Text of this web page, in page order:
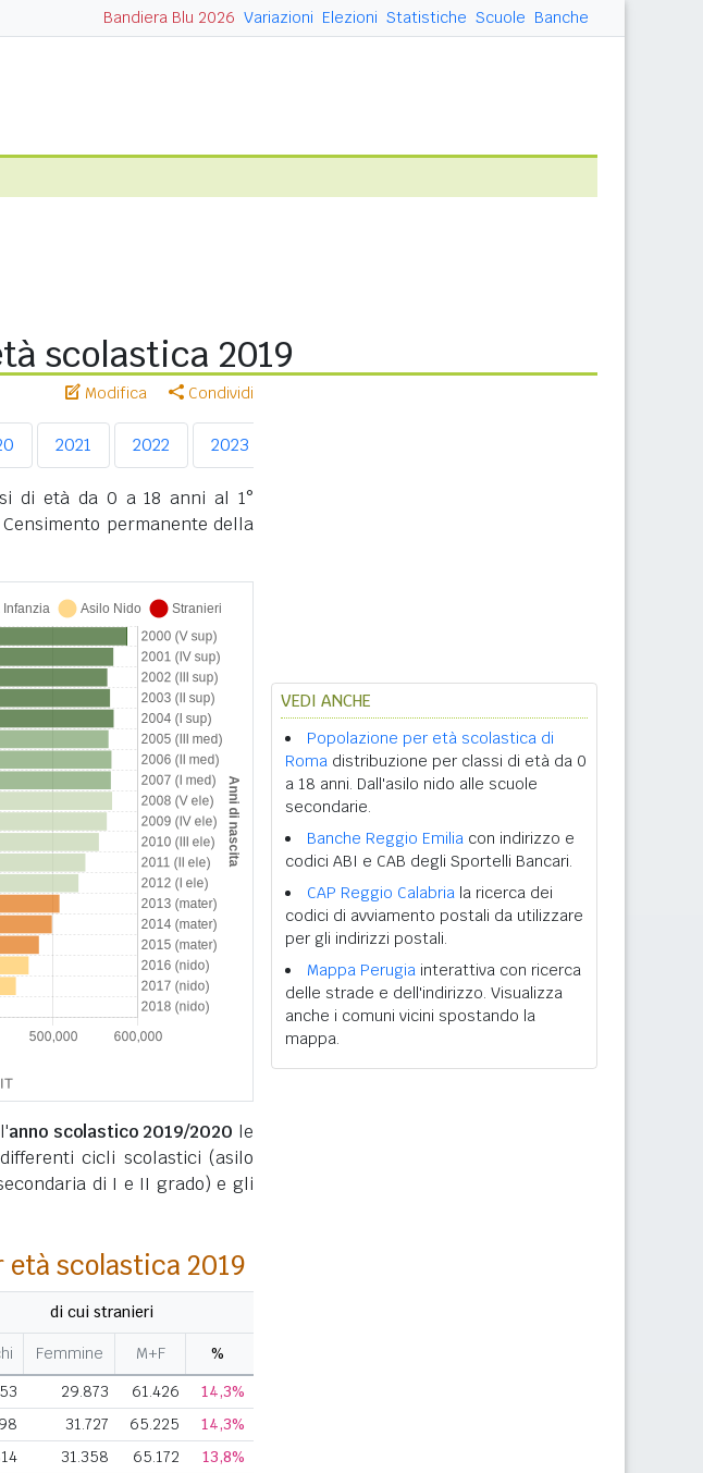
Bandiera Blu 2026 Variazioni Elezioni Statistiche Scuole Banche
scolastica 2019
Modifica Condividi
2021 2022 2023
di età da 0 a 18 anni al 1°
permanente della
anno scolastico 2019/2020 le
cicli scolastici (asilo
di I e II grado) e gli
scolastica 2019
di cui stranieri
Femmine M+F
%
29.873 61.426
14,3%
31.727 65.225
14,3%
31.358 65.172
13,8%
VEDI ANCHE
Popolazione per età scolastica di
Roma distribuzione per classi di età da 0
a 18 anni. Dall'asilo nido alle scuole
secondarie.
Banche Reggio Emilia con indirizzo e
codici ABI e CAB degli Sportelli Bancari.
CAP Reggio Calabria la ricerca dei
codici di avviamento postali da utilizzare
per gli indirizzi postali.
Mappa Perugia interattiva con ricerca
delle strade e dell'indirizzo. Visualizza
anche i comuni vicini spostando la
mappa.